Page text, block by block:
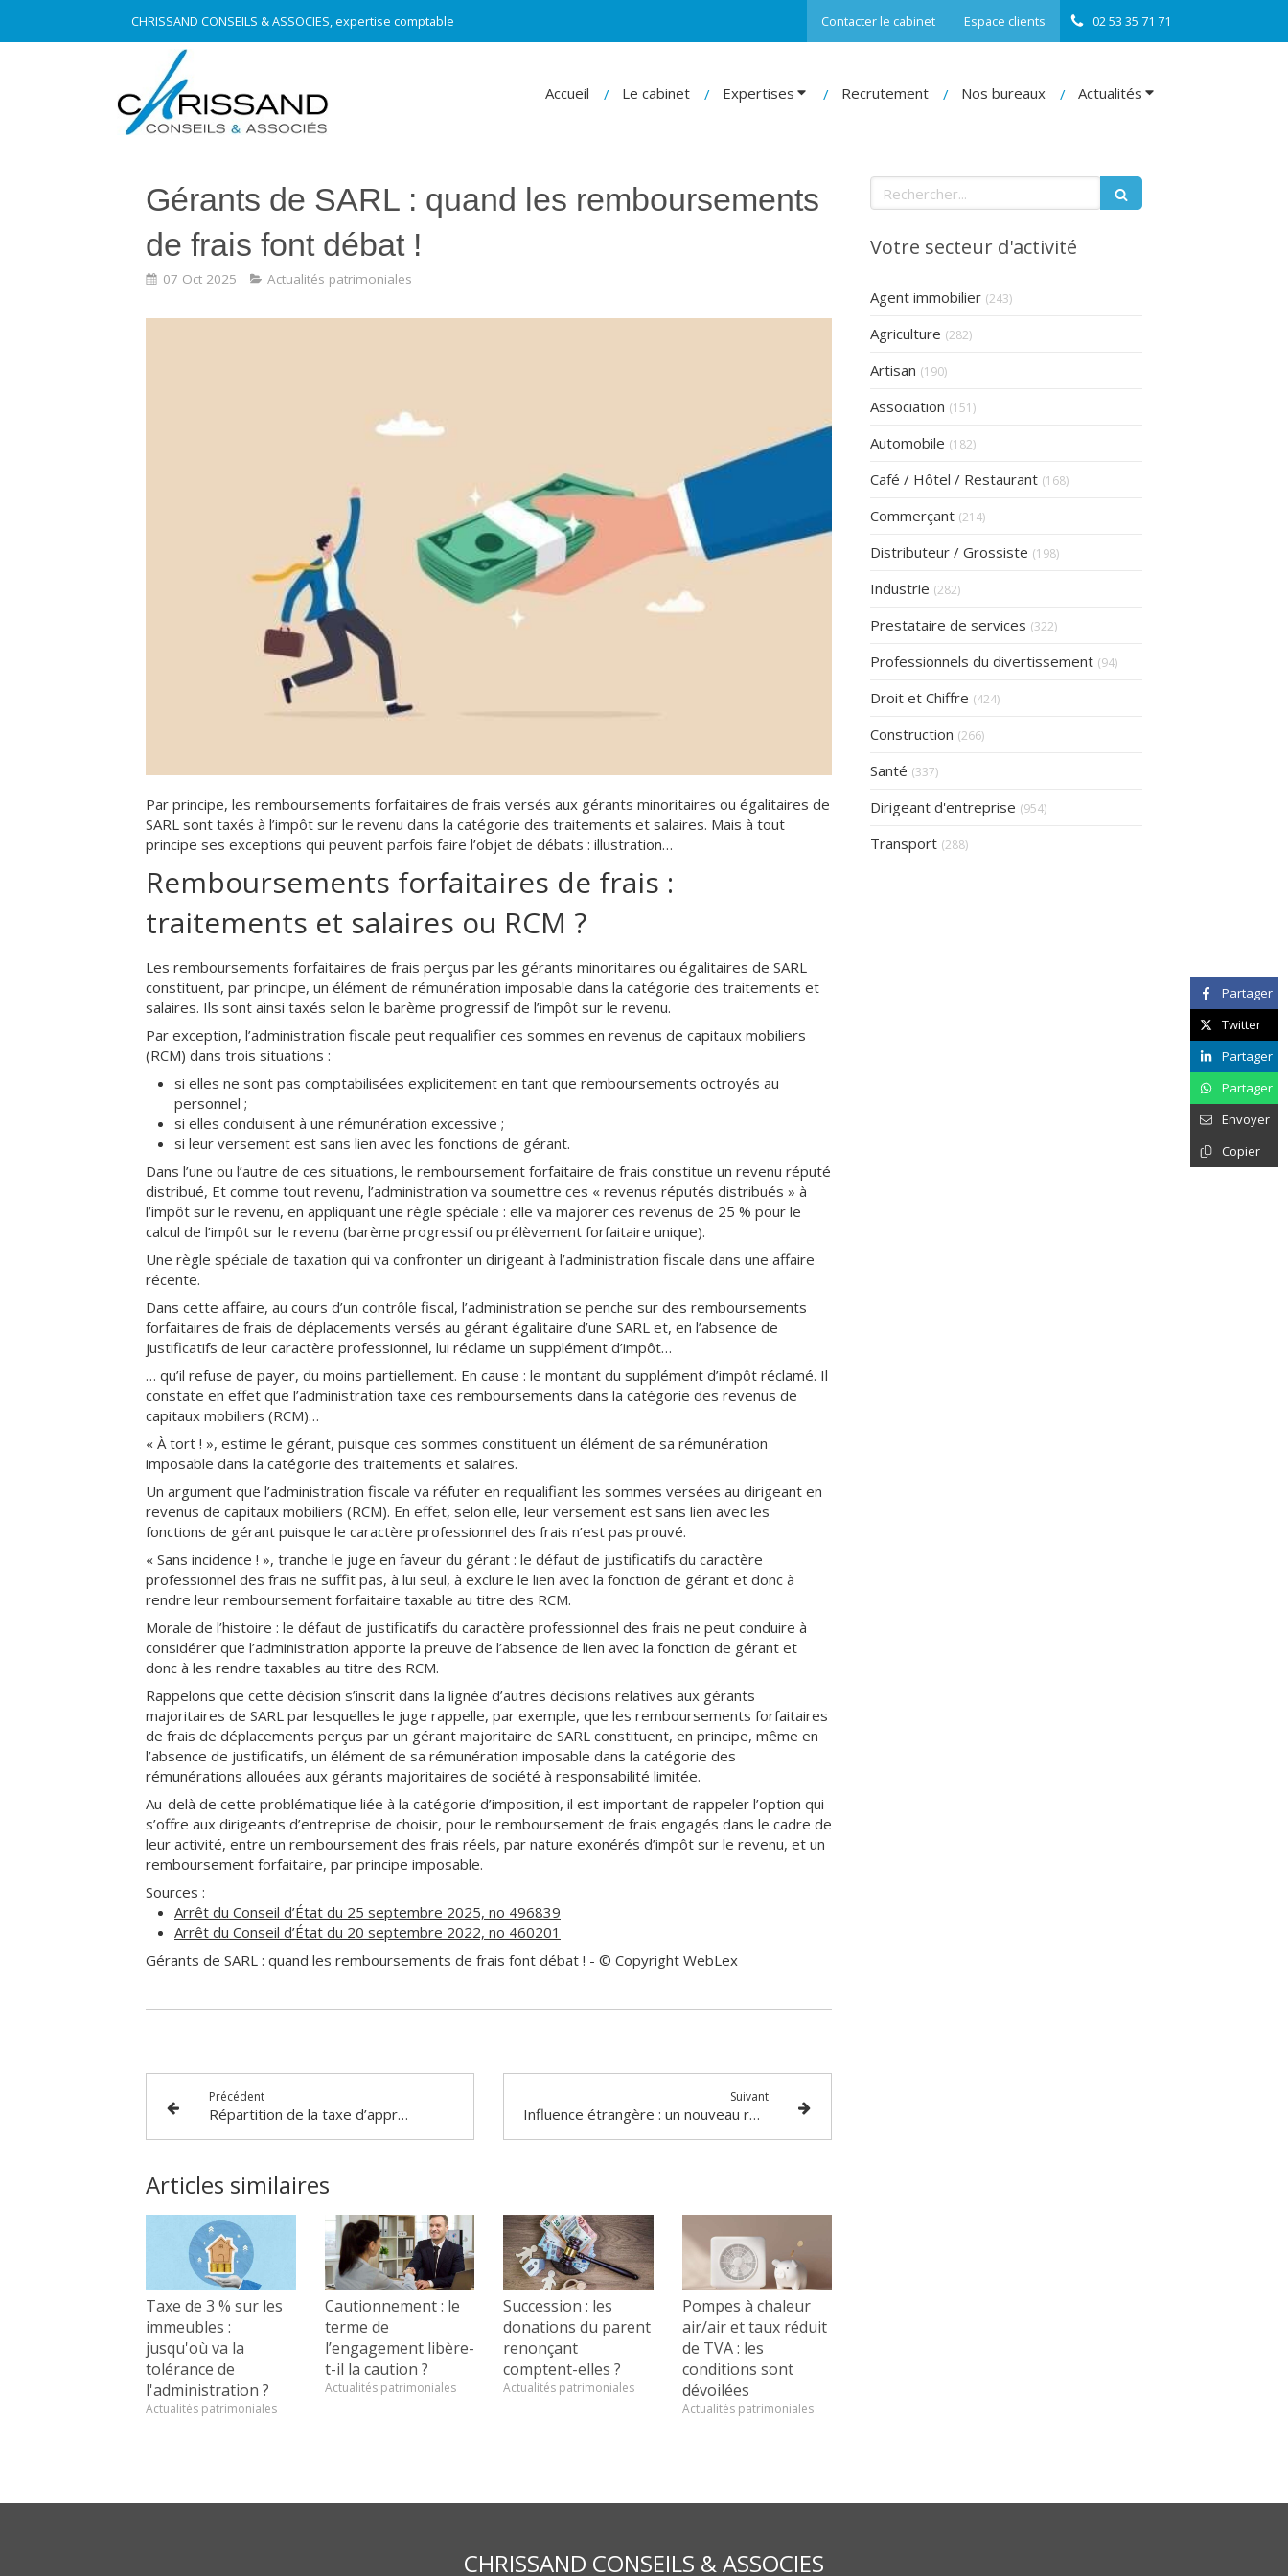
CHRISSAND CONSEILS & ASSOCIES, expertise comptable 02 53 35 71 71
Espace clients
Contacter le cabinet
Accueil Le cabinet Expertises Recrutement Nos bureaux Actualités
Gérants de SARL : quand les remboursements
de frais font débat !
07 Oct 2025 Actualités patrimoniales
Par principe, les remboursements forfaitaires de frais versés aux gérants minoritaires ou égalitaires de
SARL sont taxés à l’impôt sur le revenu dans la catégorie des traitements et salaires. Mais à tout
principe ses exceptions qui peuvent parfois faire l’objet de débats : illustration…
Remboursements forfaitaires de frais :
traitements et salaires ou RCM ?
Les remboursements forfaitaires de frais perçus par les gérants minoritaires ou égalitaires de SARL
constituent, par principe, un élément de rémunération imposable dans la catégorie des traitements et
salaires. Ils sont ainsi taxés selon le barème progressif de l’impôt sur le revenu.
Par exception, l’administration fiscale peut requalifier ces sommes en revenus de capitaux mobiliers
(RCM) dans trois situations :
si elles ne sont pas comptabilisées explicitement en tant que remboursements octroyés au
personnel ;
si elles conduisent à une rémunération excessive ;
si leur versement est sans lien avec les fonctions de gérant.
Dans l’une ou l’autre de ces situations, le remboursement forfaitaire de frais constitue un revenu réputé
distribué, Et comme tout revenu, l’administration va soumettre ces « revenus réputés distribués » à
l’impôt sur le revenu, en appliquant une règle spéciale : elle va majorer ces revenus de 25 % pour le
calcul de l’impôt sur le revenu (barème progressif ou prélèvement forfaitaire unique).
Une règle spéciale de taxation qui va confronter un dirigeant à l’administration fiscale dans une affaire
récente.
Dans cette affaire, au cours d’un contrôle fiscal, l’administration se penche sur des remboursements
forfaitaires de frais de déplacements versés au gérant égalitaire d’une SARL et, en l’absence de
justificatifs de leur caractère professionnel, lui réclame un supplément d’impôt…
… qu’il refuse de payer, du moins partiellement. En cause : le montant du supplément d’impôt réclamé. Il
constate en effet que l’administration taxe ces remboursements dans la catégorie des revenus de
capitaux mobiliers (RCM)…
« À tort ! », estime le gérant, puisque ces sommes constituent un élément de sa rémunération
imposable dans la catégorie des traitements et salaires.
Un argument que l’administration fiscale va réfuter en requalifiant les sommes versées au dirigeant en
revenus de capitaux mobiliers (RCM). En effet, selon elle, leur versement est sans lien avec les
fonctions de gérant puisque le caractère professionnel des frais n’est pas prouvé.
« Sans incidence ! », tranche le juge en faveur du gérant : le défaut de justificatifs du caractère
professionnel des frais ne suffit pas, à lui seul, à exclure le lien avec la fonction de gérant et donc à
rendre leur remboursement forfaitaire taxable au titre des RCM.
Morale de l’histoire : le défaut de justificatifs du caractère professionnel des frais ne peut conduire à
considérer que l’administration apporte la preuve de l’absence de lien avec la fonction de gérant et
donc à les rendre taxables au titre des RCM.
Rappelons que cette décision s’inscrit dans la lignée d’autres décisions relatives aux gérants
majoritaires de SARL par lesquelles le juge rappelle, par exemple, que les remboursements forfaitaires
de frais de déplacements perçus par un gérant majoritaire de SARL constituent, en principe, même en
l’absence de justificatifs, un élément de sa rémunération imposable dans la catégorie des
rémunérations allouées aux gérants majoritaires de société à responsabilité limitée.
Au-delà de cette problématique liée à la catégorie d’imposition, il est important de rappeler l’option qui
s’offre aux dirigeants d’entreprise de choisir, pour le remboursement de frais engagés dans le cadre de
leur activité, entre un remboursement des frais réels, par nature exonérés d’impôt sur le revenu, et un
remboursement forfaitaire, par principe imposable.
Sources :
Arrêt du Conseil d’État du 25 septembre 2025, no 496839
Arrêt du Conseil d’État du 20 septembre 2022, no 460201
Gérants de SARL : quand les remboursements de frais font débat ! - © Copyright WebLex
Précédent
Répartition de la taxe d’apprentissage 2025 : vous avez jusqu’au 24 octobre !
Suivant
Influence étrangère : un nouveau répertoire pour une meilleure transparence
Articles similaires
Taxe de 3 % sur les
immeubles :
jusqu'où va la
tolérance de
l'administration ?
Actualités patrimoniales
Cautionnement : le
terme de
l’engagement libère-
t-il la caution ?
Actualités patrimoniales
Succession : les
donations du parent
renonçant
comptent-elles ?
Actualités patrimoniales
Pompes à chaleur
air/air et taux réduit
de TVA : les
conditions sont
dévoilées
Actualités patrimoniales
Partager
Twitter
Partager
Partager
Envoyer
Copier
Rechercher
Votre secteur d'activité
Agent immobilier (243)Articles Count
Agriculture (282)Articles Count
Artisan (190)Articles Count
Association (151)Articles Count
Automobile (182)Articles Count
Café / Hôtel / Restaurant (168)Articles Count
Commerçant (214)Articles Count
Distributeur / Grossiste (198)Articles Count
Industrie (282)Articles Count
Prestataire de services (322)Articles Count
Professionnels du divertissement (94)Articles Count
Droit et Chiffre (424)Articles Count
Construction (266)Articles Count
Santé (337)Articles Count
Dirigeant d'entreprise (954)Articles Count
Transport (288)Articles Count
CHRISSAND CONSEILS & ASSOCIES